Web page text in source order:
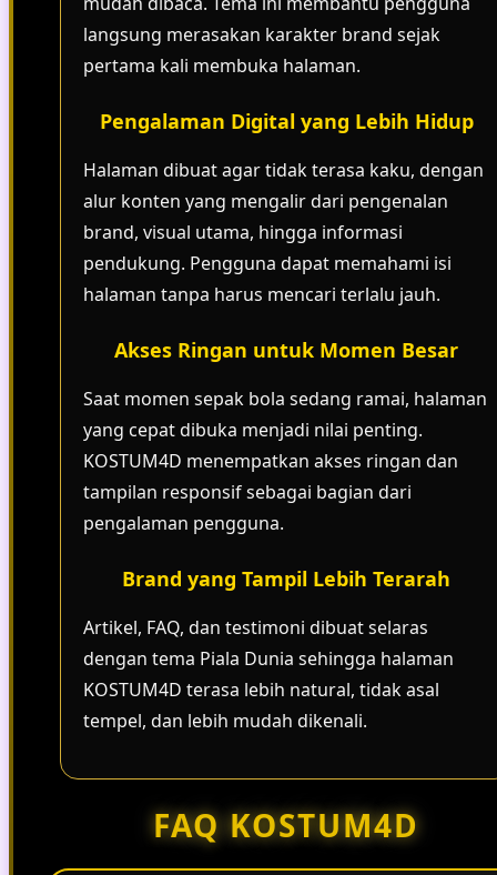
langsung merasakan karakter brand sejak
pertama kali membuka halaman.
Pengalaman Digital yang Lebih Hidup
Halaman dibuat agar tidak terasa kaku, dengan
alur konten yang mengalir dari pengenalan
brand, visual utama, hingga informasi
pendukung. Pengguna dapat memahami isi
halaman tanpa harus mencari terlalu jauh.
Akses Ringan untuk Momen Besar
Saat momen sepak bola sedang ramai, halaman
yang cepat dibuka menjadi nilai penting.
KOSTUM4D menempatkan akses ringan dan
tampilan responsif sebagai bagian dari
pengalaman pengguna.
Brand yang Tampil Lebih Terarah
Artikel, FAQ, dan testimoni dibuat selaras
dengan tema Piala Dunia sehingga halaman
KOSTUM4D terasa lebih natural, tidak asal
tempel, dan lebih mudah dikenali.
FAQ KOSTUM4D